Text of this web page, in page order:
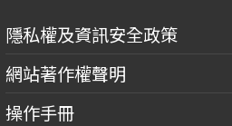
隱私權及資訊安全政策
網站著作權聲明
操作手冊